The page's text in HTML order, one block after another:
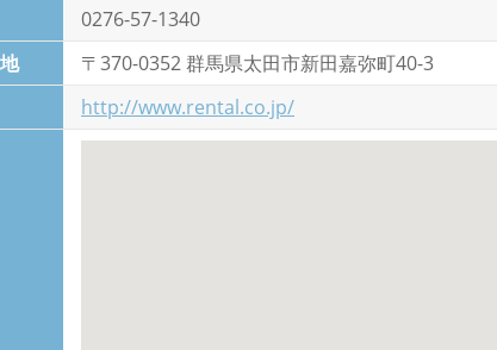
0276-57-1340
〒370-0352 群馬県太田市新田嘉弥町40-3
http://www.rental.co.jp/